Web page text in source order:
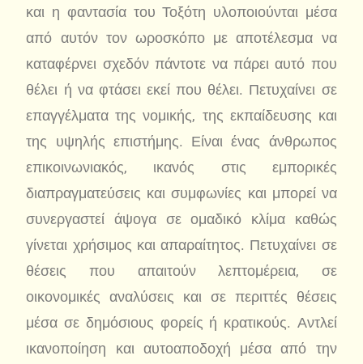
και η φαντασία του Τοξότη υλοποιούνται μέσα
από αυτόν τον ωροσκόπο με αποτέλεσμα να
καταφέρνει σχεδόν πάντοτε να πάρει αυτό που
θέλει ή να φτάσει εκεί που θέλει. Πετυχαίνει σε
επαγγέλματα της νομικής, της εκπαίδευσης και
της υψηλής επιστήμης. Είναι ένας άνθρωπος
επικοινωνιακός, ικανός στις εμπορικές
διαπραγματεύσεις και συμφωνίες και μπορεί να
συνεργαστεί άψογα σε ομαδικό κλίμα καθώς
γίνεται χρήσιμος και απαραίτητος. Πετυχαίνει σε
θέσεις που απαιτούν λεπτομέρεια, σε
οικονομικές αναλύσεις και σε περιττές θέσεις
μέσα σε δημόσιους φορείς ή κρατικούς. Αντλεί
ικανοποίηση και αυτοαποδοχή μέσα από την